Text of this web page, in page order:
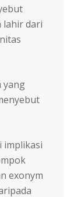
lahir dari
yang
implikasi
exonym